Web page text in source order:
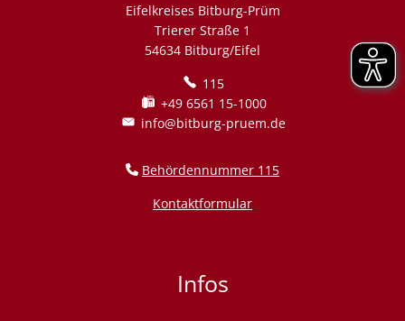
Eifelkreises Bitburg-Prüm
Trierer Straße 1
54634 Bitburg/Eifel
115
+49 6561 15-1000
info@bitburg-pruem.de
Behördennummer 115
Kontaktformular
Infos